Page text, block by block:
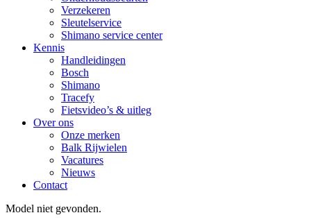
Verzekeren
Sleutelservice
Shimano service center
Kennis
Handleidingen
Bosch
Shimano
Tracefy
Fietsvideo’s & uitleg
Over ons
Onze merken
Balk Rijwielen
Vacatures
Nieuws
Contact
Model niet gevonden.